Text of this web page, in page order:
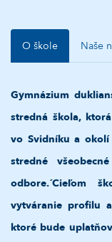
O škole Naše
Gymnázium
stredná škola,
vo Svidníku a
stredné
odbore.´Cieľom
vytváranie profilu
ktoré bude